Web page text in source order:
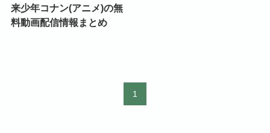
来少年コナン(アニメ)の無
料動画配信情報まとめ
1